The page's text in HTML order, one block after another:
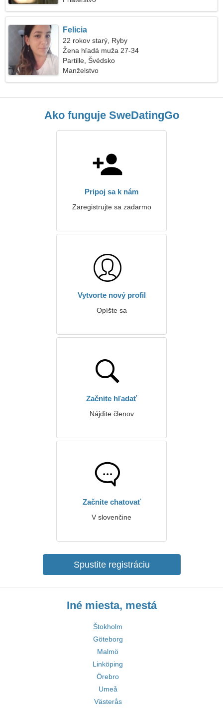
Felicia
22 rokov starý, Ryby
Žena hľadá muža 27-34
Partille, Švédsko
Manželstvo
Ako funguje SweDatingGo
Pripoj sa k nám
Zaregistrujte sa zadarmo
Vytvorte nový profil
Opíšte sa
Začnite hľadať
Nájdite členov
Začnite chatovať
V slovenčine
Spustite registráciu
Iné miesta, mestá
Štokholm
Göteborg
Malmö
Linköping
Örebro
Umeå
Västerås